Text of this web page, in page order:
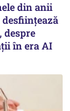
din anii
desființează
despre
în era AI